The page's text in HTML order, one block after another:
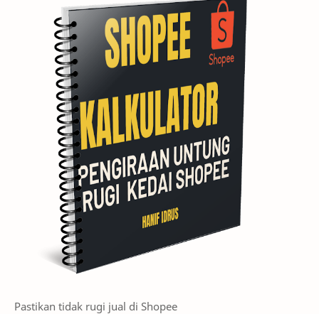
Pastikan tidak rugi jual di Shopee